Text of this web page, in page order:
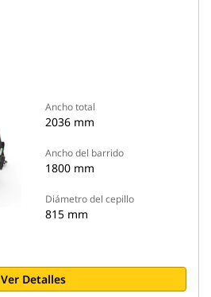
Ancho total
2036 mm
Ancho del barrido
1800 mm
Diámetro del cepillo
815 mm
Ver Detalles